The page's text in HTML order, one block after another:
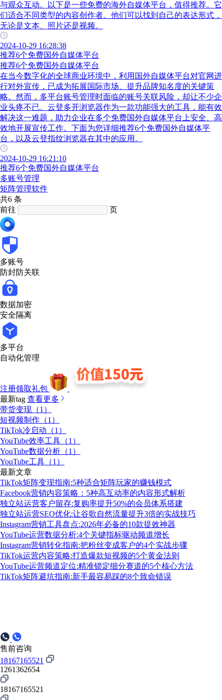
与观众互动。以下是一些免费的海外自媒体平台，值得推荐。它
们适合不同类型的内容创作者。他们可以找到自己的表达形式，
无论是文本、照片还是视频。
2024-10-29 16:28:38
推荐6个免费国外自媒体平台
推荐6个免费国外自媒体平台
在当今数字化的全球商业环境中，利用国外自媒体平台对官网进
行对外宣传，已成为拓展国际市场、提升品牌知名度的关键策
略。然而，多平台账号管理时面临的账号关联风险，却让不少企
业头疼不已。云登多开浏览器作为一款功能强大的工具，能有效
解决这一难题，助力企业在多个免费国外自媒体平台上安全、高
效地开展宣传工作。下面为您详细推荐6个免费国外自媒体平
台，以及云登指纹浏览器在其中的应用。
2024-10-29 16:21:10
推荐6个免费国外自媒体平台
多账号管理
矩阵管理软件
共6 条
前往
页
多账号
防封防关联
数据加密
安全隔离
多平台
自动化管理
注册领取礼包
最新tag 查看更多
带货变现（1）
短视频制作（1）
TikTok冷启动（1）
YouTube效率工具（1）
YouTube数据分析（1）
YouTube工具（1）
最新文章
TikTok矩阵变现指南:5种适合矩阵玩家的赚钱模式
Facebook营销内容策略：5种高互动率的内容形式解析
独立站运营客户留存:复购率提升50%的会员体系搭建
独立站运营SEO优化:让谷歌自然流量提升3倍的实战技巧
Instagram营销工具盘点:2026年必备的10款提效神器
YouTube运营数据分析:4个关键指标驱动频道增长
Instagram营销转化指南:把粉丝变成客户的4个实战步骤
TikTok运营内容策略:打造爆款短视频的5个黄金法则
YouTube运营频道定位:精准锁定细分赛道的5个核心方法
TikTok矩阵避坑指南:新手最容易踩的8个致命错误
售前咨询
18167165521
1261362654
18167165521